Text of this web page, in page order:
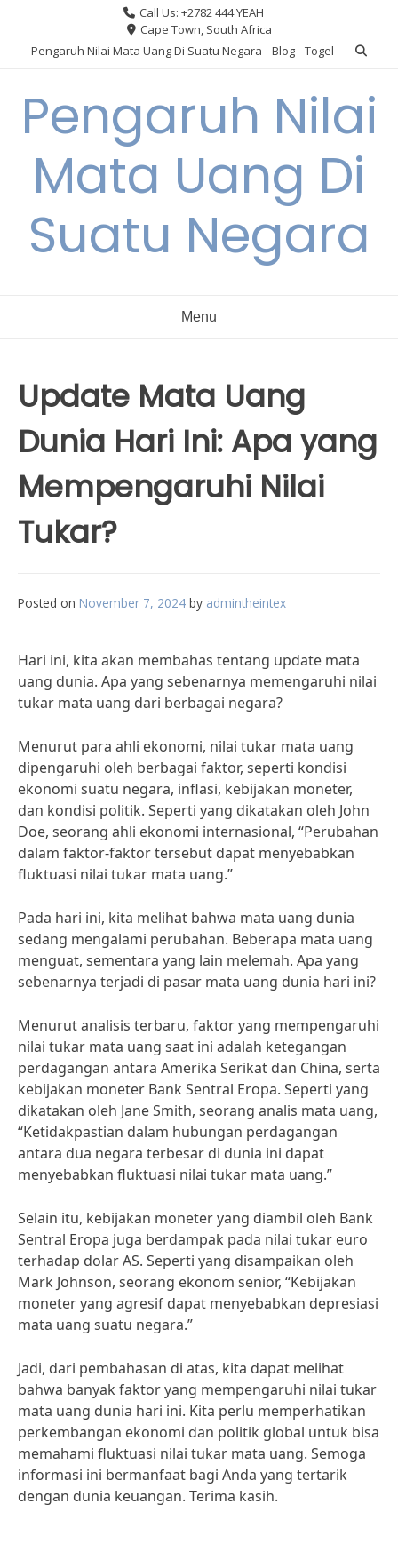
content
Call Us: +2782 444 YEAH
Cape Town, South Africa
Pengaruh Nilai Mata Uang Di Suatu Negara
Blog Togel
Pengaruh Nilai
Mata Uang Di
Suatu Negara
Menu
Update Mata Uang
Dunia Hari Ini: Apa yang
Mempengaruhi Nilai
Tukar?
Posted on November 7, 2024 by admintheintex
Hari ini, kita akan membahas tentang update mata
uang dunia. Apa yang sebenarnya memengaruhi nilai
tukar mata uang dari berbagai negara?
Menurut para ahli ekonomi, nilai tukar mata uang
dipengaruhi oleh berbagai faktor, seperti kondisi
ekonomi suatu negara, inflasi, kebijakan moneter,
dan kondisi politik. Seperti yang dikatakan oleh John
Doe, seorang ahli ekonomi internasional, “Perubahan
dalam faktor-faktor tersebut dapat menyebabkan
fluktuasi nilai tukar mata uang.”
Pada hari ini, kita melihat bahwa mata uang dunia
sedang mengalami perubahan. Beberapa mata uang
menguat, sementara yang lain melemah. Apa yang
sebenarnya terjadi di pasar mata uang dunia hari ini?
Menurut analisis terbaru, faktor yang mempengaruhi
nilai tukar mata uang saat ini adalah ketegangan
perdagangan antara Amerika Serikat dan China, serta
kebijakan moneter Bank Sentral Eropa. Seperti yang
dikatakan oleh Jane Smith, seorang analis mata uang,
“Ketidakpastian dalam hubungan perdagangan
antara dua negara terbesar di dunia ini dapat
menyebabkan fluktuasi nilai tukar mata uang.”
Selain itu, kebijakan moneter yang diambil oleh Bank
Sentral Eropa juga berdampak pada nilai tukar euro
terhadap dolar AS. Seperti yang disampaikan oleh
Mark Johnson, seorang ekonom senior, “Kebijakan
moneter yang agresif dapat menyebabkan depresiasi
mata uang suatu negara.”
Jadi, dari pembahasan di atas, kita dapat melihat
bahwa banyak faktor yang mempengaruhi nilai tukar
mata uang dunia hari ini. Kita perlu memperhatikan
perkembangan ekonomi dan politik global untuk bisa
memahami fluktuasi nilai tukar mata uang. Semoga
informasi ini bermanfaat bagi Anda yang tertarik
dengan dunia keuangan. Terima kasih.